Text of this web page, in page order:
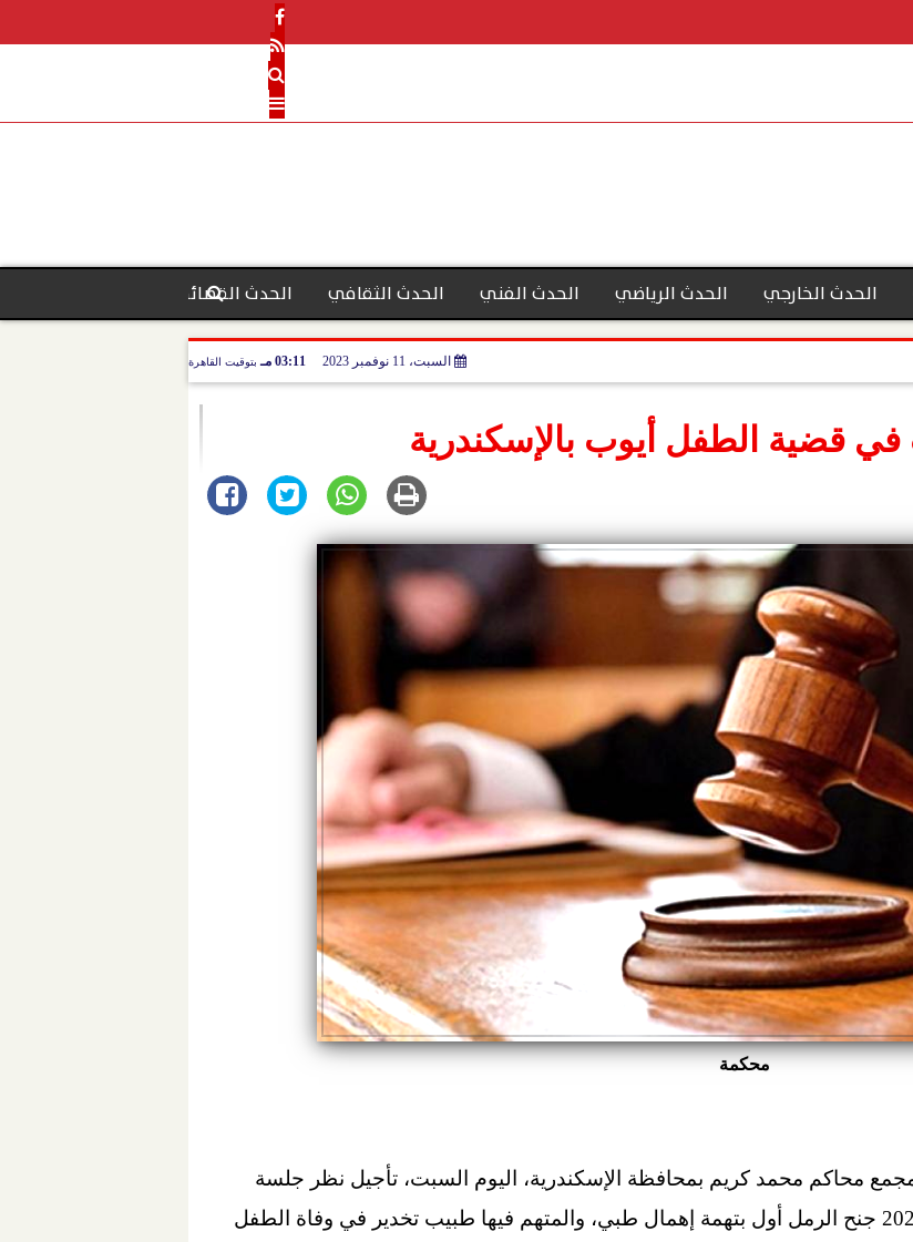
الحدث الخارجي الحدث الرياضي الحدث الفني الحدث الثقافي الحدث القضائي
السبت، 11 نوفمبر 2023 03:11 مـ بتوقيت القاهرة
محكمة
محاكم محمد كريم بمحافظة الإسكندرية، اليوم السبت، تأجيل نظر جلسة
المحاكمة، في القضية رقم 23739 لسنة 2022 جنح الرمل أول بتهمة إهمال طبي، والمتهم فيها طبيب تخدير في وفاة الطفل